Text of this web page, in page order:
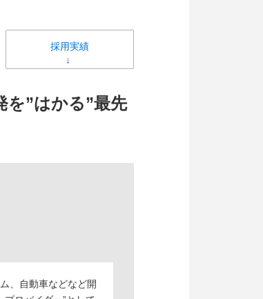
採用実績
を”はかる”最先
、自動車などなど開